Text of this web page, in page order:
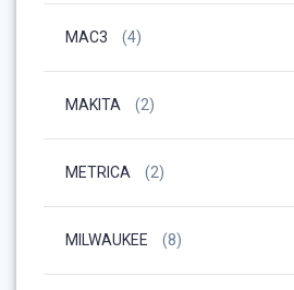
MAC3 (4)
MAKITA (2)
METRICA (2)
MILWAUKEE (8)